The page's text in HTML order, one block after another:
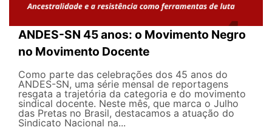
ANDES-SN 45 anos: o Movimento Negro
no Movimento Docente
Como parte das celebrações dos 45 anos do
ANDES-SN, uma série mensal de reportagens
resgata a trajetória da categoria e do movimento
sindical docente. Neste mês, que marca o Julho
das Pretas no Brasil, destacamos a atuação do
Sindicato Nacional na...